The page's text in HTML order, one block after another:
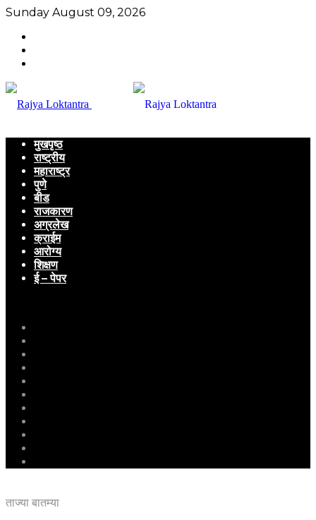
Sunday August 09, 2026
मुखपृष्ठ
राष्ट्रीय
महाराष्ट्र
पुणे
बीड
राजकारण
अग्रलेख
क्राईम
आरोग्य
शिक्षण
ई – पेपर
ताज्या बातम्या